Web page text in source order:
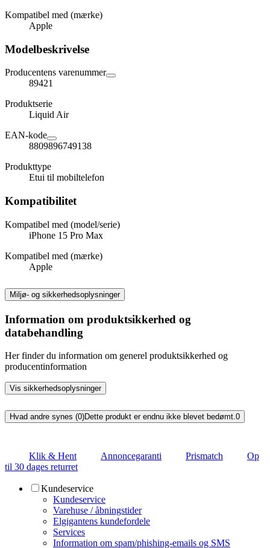
Kompatibel med (mærke)
Apple
Modelbeskrivelse
Producentens varenummer
89421
Produktserie
Liquid Air
EAN-kode
8809896749138
Produkttype
Etui til mobiltelefon
Kompatibilitet
Kompatibel med (model/serie)
iPhone 15 Pro Max
Kompatibel med (mærke)
Apple
Miljø- og sikkerhedsoplysninger
Information om produktsikkerhed og
databehandling
Her finder du information om generel produktsikkerhed og
producentinformation
Vis sikkerhedsoplysninger
Hvad andre synes (0)Dette produkt er endnu ikke blevet bedømt.0
Klik & Hent Annoncegaranti Prismatch
Op
til 30 dages returret
Kundeservice
Kundeservice
Varehuse / åbningstider
Elgigantens kundefordele
Services
Information om spam/phishing-emails og SMS